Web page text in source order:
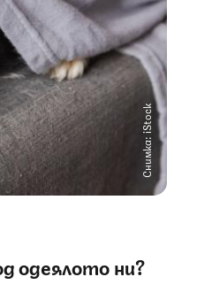
Снимка: iStock
одеялото ни?